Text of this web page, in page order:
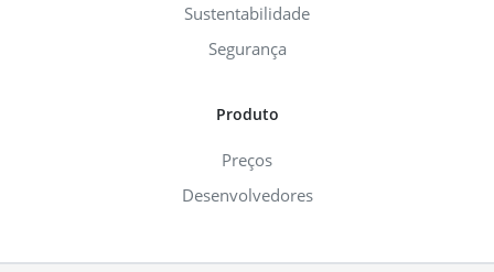
Sustentabilidade
Segurança
Produto
Preços
Desenvolvedores